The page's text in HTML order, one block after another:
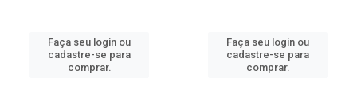
Faça seu login ou
cadastre-se para
comprar.
Faça seu login ou
cadastre-se para
comprar.